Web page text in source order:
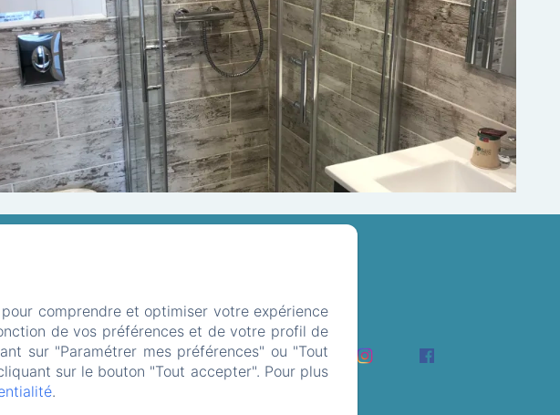
A découvrir
Galerie
Informations légales
comprendre et optimiser votre expérience
de vos préférences et de votre profil de
sur "Paramétrer mes préférences" ou "Tout
sur le bouton "Tout accepter". Pour plus
.